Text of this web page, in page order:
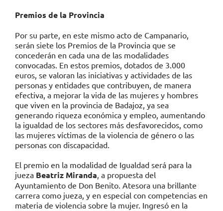
Premios de la Provincia
Por su parte, en este mismo acto de Campanario,
serán siete los Premios de la Provincia que se
concederán en cada una de las modalidades
convocadas. En estos premios, dotados de 3.000
euros, se valoran las iniciativas y actividades de las
personas y entidades que contribuyen, de manera
efectiva, a mejorar la vida de las mujeres y hombres
que viven en la provincia de Badajoz, ya sea
generando riqueza económica y empleo, aumentando
la igualdad de los sectores más desfavorecidos, como
las mujeres víctimas de la violencia de género o las
personas con discapacidad.
El premio en la modalidad de Igualdad será para la
jueza Beatriz Miranda , a propuesta del
Ayuntamiento de Don Benito. Atesora una brillante
carrera como jueza, y en especial con competencias en
materia de violencia sobre la mujer. Ingresó en la